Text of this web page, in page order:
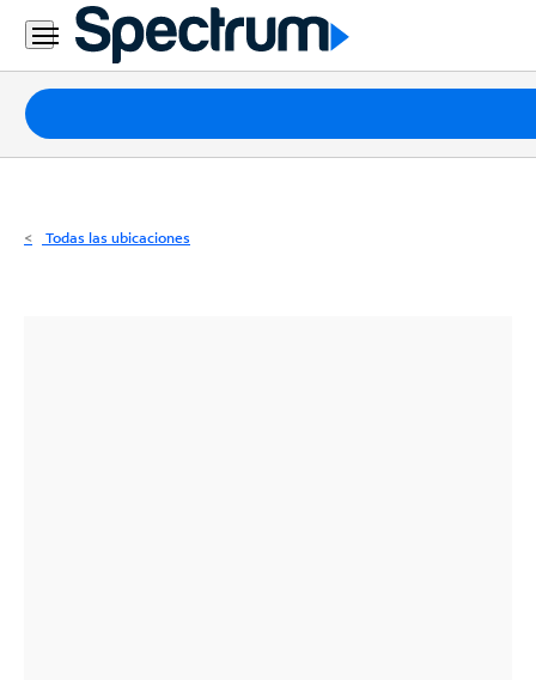
Residencial
Business
Paquetes
Internet
Todas las ubicaciones